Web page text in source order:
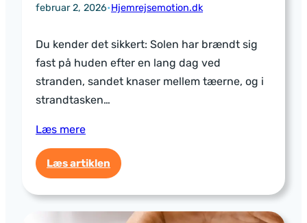
februar 2, 2026•Hjemrejsemotion.dk
Du kender det sikkert: Solen har brændt sig
fast på huden efter en lang dag ved
stranden, sandet knaser mellem tæerne, og i
strandtasken…
Læs mere
Læs artiklen
Kan
jeg
bruge